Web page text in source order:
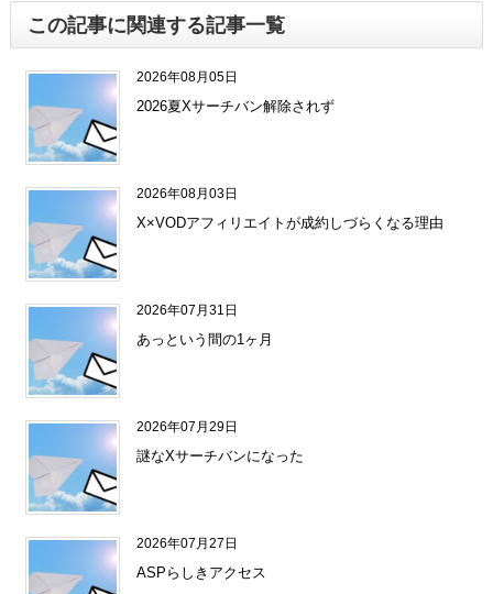
この記事に関連する記事一覧
2026年08月05日
2026夏Xサーチバン解除されず
2026年08月03日
X×VODアフィリエイトが成約しづらくなる理由
2026年07月31日
あっという間の1ヶ月
2026年07月29日
謎なXサーチバンになった
2026年07月27日
ASPらしきアクセス